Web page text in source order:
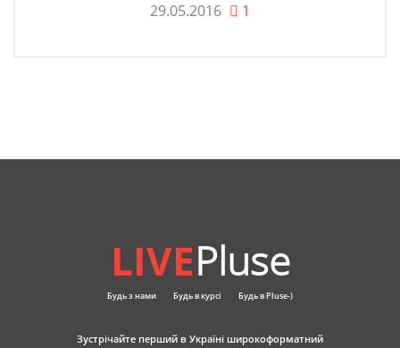
29.05.2016 1
LIVEPluse
Будь з нами Будь в курсі Будь в Pluse-)
Зустрічайте перший в Україні широкоформатний